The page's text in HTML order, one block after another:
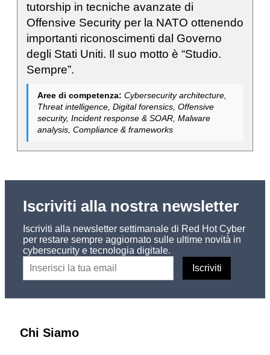
tutorship in tecniche avanzate di
Offensive Security per la NATO ottenendo
importanti riconoscimenti dal Governo
degli Stati Uniti. Il suo motto è “Studio.
Sempre”.
Aree di competenza: Cybersecurity architecture,
Threat intelligence, Digital forensics, Offensive
security, Incident response & SOAR, Malware
analysis, Compliance & frameworks
Iscriviti alla nostra newsletter
Iscriviti alla newsletter settimanale di Red Hot Cyber
per restare sempre aggiornato sulle ultime novità in
cybersecurity e tecnologia digitale.
Chi Siamo